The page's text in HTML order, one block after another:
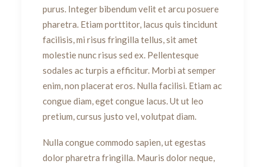
purus. Integer bibendum velit et arcu posuere
pharetra. Etiam porttitor, lacus quis tincidunt
facilisis, mi risus fringilla tellus, sit amet
molestie nunc risus sed ex. Pellentesque
sodales ac turpis a efficitur. Morbi at semper
enim, non placerat eros. Nulla facilisi. Etiam ac
congue diam, eget congue lacus. Ut ut leo
pretium, cursus justo vel, volutpat diam.
Nulla congue commodo sapien, ut egestas
dolor pharetra fringilla. Mauris dolor neque,